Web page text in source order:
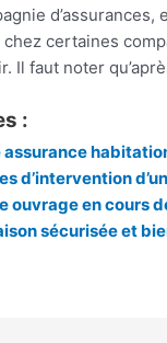
certaines
Il faut noter
:
assurance
d’intervention
ouvrage en cours
sécurisée et